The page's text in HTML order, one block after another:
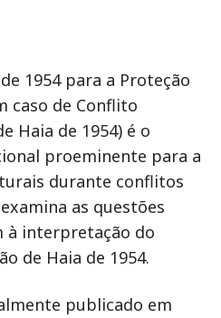
1954 para a Proteção
caso de Conflito
Haia de 1954) é o
proeminente para a
durante conflitos
as questões
à interpretação do
de Haia de 1954.
publicado em